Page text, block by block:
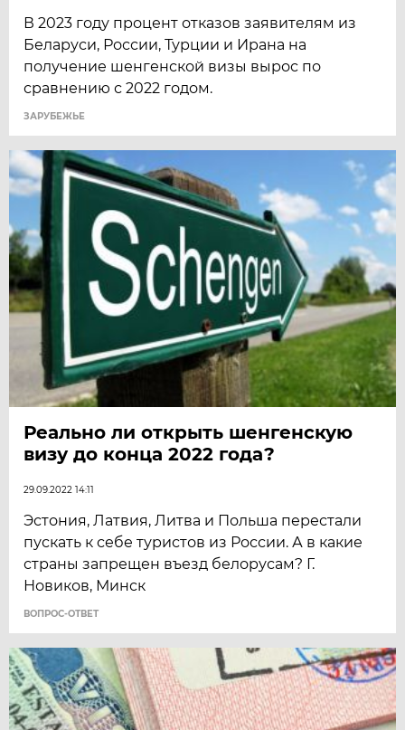
В 2023 году процент отказов заявителям из
Беларуси, России, Турции и Ирана на
получение шенгенской визы вырос по
сравнению с 2022 годом.
ЗАРУБЕЖЬЕ
Реально ли открыть шенгенскую
визу до конца 2022 года?
29.09.2022 14:11
Эстония, Латвия, Литва и Польша перестали
пускать к себе туристов из России. А в какие
страны запрещен въезд белорусам? Г.
Новиков, Минск
ВОПРОС-ОТВЕТ